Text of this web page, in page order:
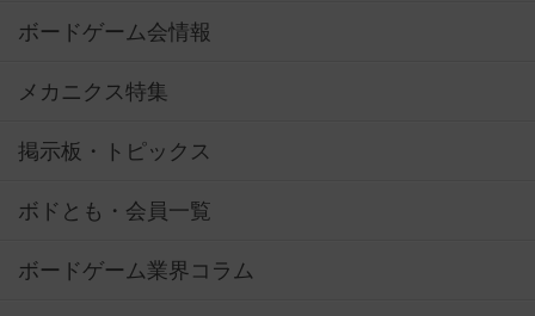
ボードゲーム会情報
メカニクス特集
掲示板・トピックス
ボドとも・会員一覧
ボードゲーム業界コラム